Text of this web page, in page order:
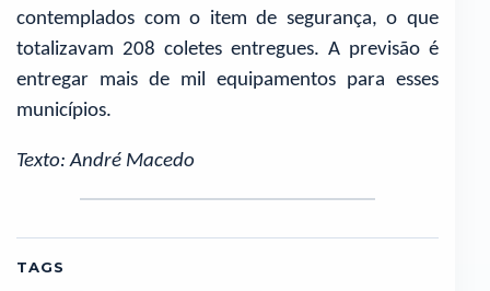
contemplados com o item de segurança, o que
totalizavam 208 coletes entregues. A previsão é
entregar mais de mil equipamentos para esses
municípios.
Texto: André Macedo
TAGS